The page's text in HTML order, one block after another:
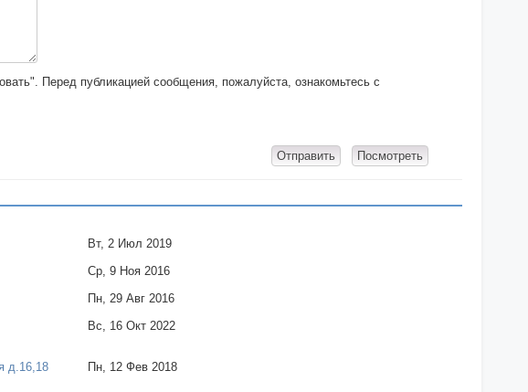
Перед публикацией сообщения, пожалуйста, ознакомьтесь с
Вт, 2 Июл 2019
Ср, 9 Ноя 2016
Пн, 29 Авг 2016
Вс, 16 Окт 2022
д.16,18 Пн, 12 Фев 2018